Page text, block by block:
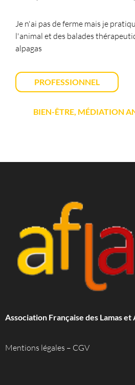
Je n'ai pas de ferme mais je
l'animal et des balades
alpagas
PROFESSIONNEL
BIEN-ÊTRE, MÉDIATION
Association Française des Lamas et
Mentions légales – CGV